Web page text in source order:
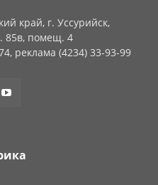
край, г. Уссурийск,
85в, помещ. 4
реклама (4234) 33-93-99